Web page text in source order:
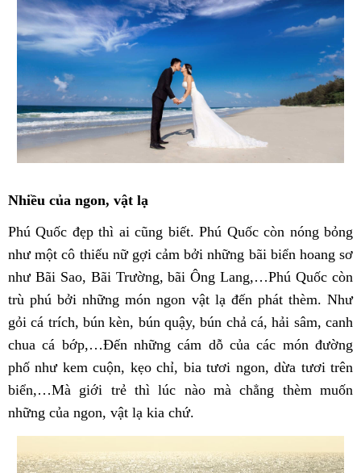
Nhiều của ngon, vật lạ
Phú Quốc đẹp thì ai cũng biết. Phú Quốc còn nóng bỏng
như một cô thiếu nữ gợi cảm bởi những bãi biển hoang sơ
như Bãi Sao, Bãi Trường, bãi Ông Lang,…Phú Quốc còn
trù phú bởi những món ngon vật lạ đến phát thèm. Như
gỏi cá trích, bún kèn, bún quậy, bún chả cá, hải sâm, canh
chua cá bớp,…Đến những cám dỗ của các món đường
phố như kem cuộn, kẹo chỉ, bia tươi ngon, dừa tươi trên
biển,…Mà giới trẻ thì lúc nào mà chẳng thèm muốn
những của ngon, vật lạ kia chứ.